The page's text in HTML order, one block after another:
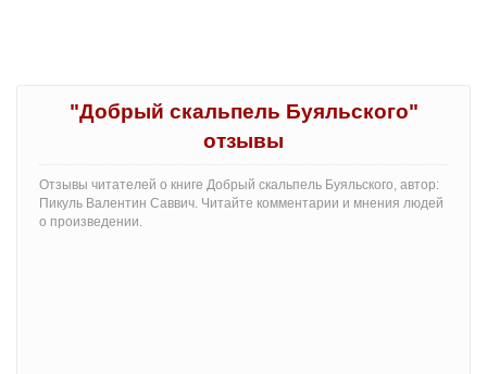
"Добрый скальпель Буяльского"
отзывы
Отзывы читателей о книге Добрый скальпель Буяльского, автор:
Пикуль Валентин Саввич. Читайте комментарии и мнения людей
о произведении.